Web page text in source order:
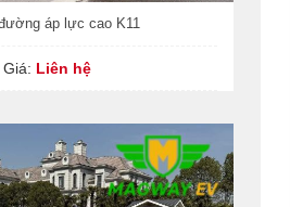
áp lực cao K11
Giá: Liên hệ